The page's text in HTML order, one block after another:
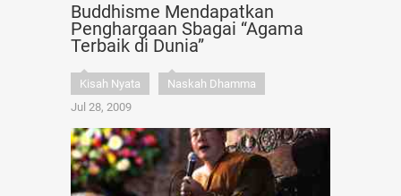
Buddhisme Mendapatkan
Penghargaan Sbagai “Agama
Terbaik di Dunia”
Kisah Nyata
Naskah Dhamma
Jul 28, 2009